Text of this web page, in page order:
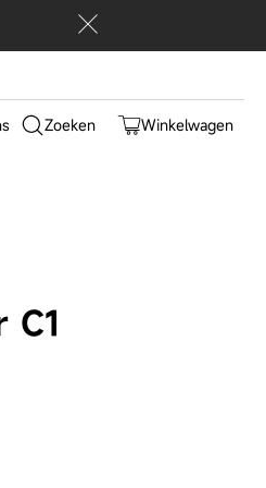
Zoeken Winkelwagen
C1